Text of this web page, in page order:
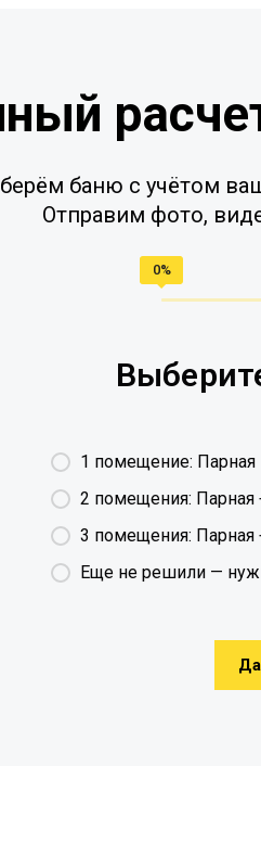
баню с учётом
Отправим фото,
1 помещение: Парная
2 помещения:
3 помещения:
Еще не решили —